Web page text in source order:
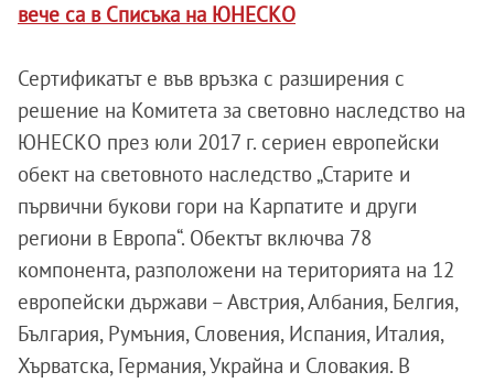
вече са в Списъка на ЮНЕСКО
Сертификатът е във връзка с разширения с
решение на Комитета за световно наследство на
ЮНЕСКО през юли 2017 г. сериен европейски
обект на световното наследство „Старите и
първични букови гори на Карпатите и други
региони в Европа“. Обектът включва 78
компонента, разположени на територията на 12
европейски държави – Австрия, Албания, Белгия,
България, Румъния, Словения, Испания, Италия,
Хърватска, Германия, Украйна и Словакия. В